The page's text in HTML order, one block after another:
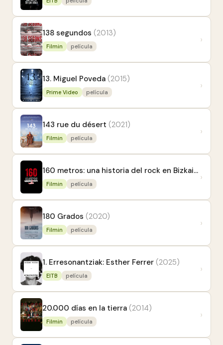
138 segundos (2013)
Filmin película
›
13. Miguel Poveda (2015)
Prime Video película
›
143 rue du désert (2021)
Filmin película
›
160 metros: una historia del rock en Bizkaia
Filmin película
›
180 Grados (2020)
Filmin película
›
1. Erresonantziak: Esther Ferrer (2025)
EITB película
›
20.000 días en la tierra (2014)
Filmin película
›